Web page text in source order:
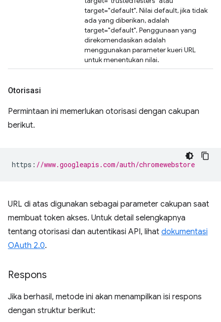
target="default". Nilai default, jika tidak
ada yang diberikan, adalah
target="default". Penggunaan yang
direkomendasikan adalah
menggunakan parameter kueri URL
untuk menentukan nilai.
Otorisasi
Permintaan ini memerlukan otorisasi dengan cakupan
berikut.
https : //www.googleapis.com/auth/chromewebstore
URL di atas digunakan sebagai parameter cakupan saat
membuat token akses. Untuk detail selengkapnya
tentang otorisasi dan autentikasi API, lihat dokumentasi
OAuth 2.0.
Respons
Jika berhasil, metode ini akan menampilkan isi respons
dengan struktur berikut: